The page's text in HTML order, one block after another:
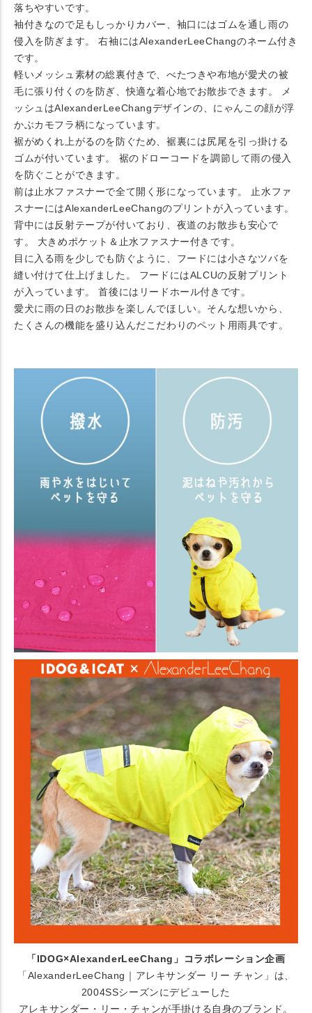
落ちやすいです。
袖付きなので足もしっかりカバー、袖口にはゴムを通し雨の
侵入を防ぎます。 右袖にはAlexanderLeeChangのネーム付き
です。
軽いメッシュ素材の総裏付きで、べたつきや布地が愛犬の被
毛に張り付くのを防ぎ、快適な着心地でお散歩できます。 メ
ッシュはAlexanderLeeChangデザインの、にゃんこの顔が浮
かぶカモフラ柄になっています。
裾がめくれ上がるのを防ぐため、裾裏には尻尾を引っ掛ける
ゴムが付いています。 裾のドローコードを調節して雨の侵入
を防ぐことができます。
前は止水ファスナーで全て開く形になっています。 止水ファ
スナーにはAlexanderLeeChangのプリントが入っています。
背中には反射テープが付いており、夜道のお散歩も安心で
す。 大きめポケット＆止水ファスナー付きです。
目に入る雨を少しでも防ぐように、フードには小さなツバを
縫い付けて仕上げました。 フードにはALCUの反射プリント
が入っています。 首後にはリードホール付きです。
愛犬に雨の日のお散歩を楽しんでほしい。そんな想いから、
たくさんの機能を盛り込んだこだわりのペット用雨具です。
「IDOG×AlexanderLeeChang」コラボレーション企画
「AlexanderLeeChang｜アレキサンダー リー チャン」は、
2004SSシーズンにデビューした
アレキサンダー・リー・チャンが手掛ける自身のブランド。